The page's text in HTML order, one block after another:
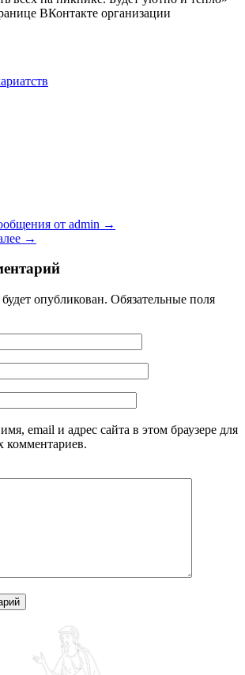
ВКонтакте организации
от admin →
→
опубликован. Обязательные поля
email и адрес сайта в этом браузере для